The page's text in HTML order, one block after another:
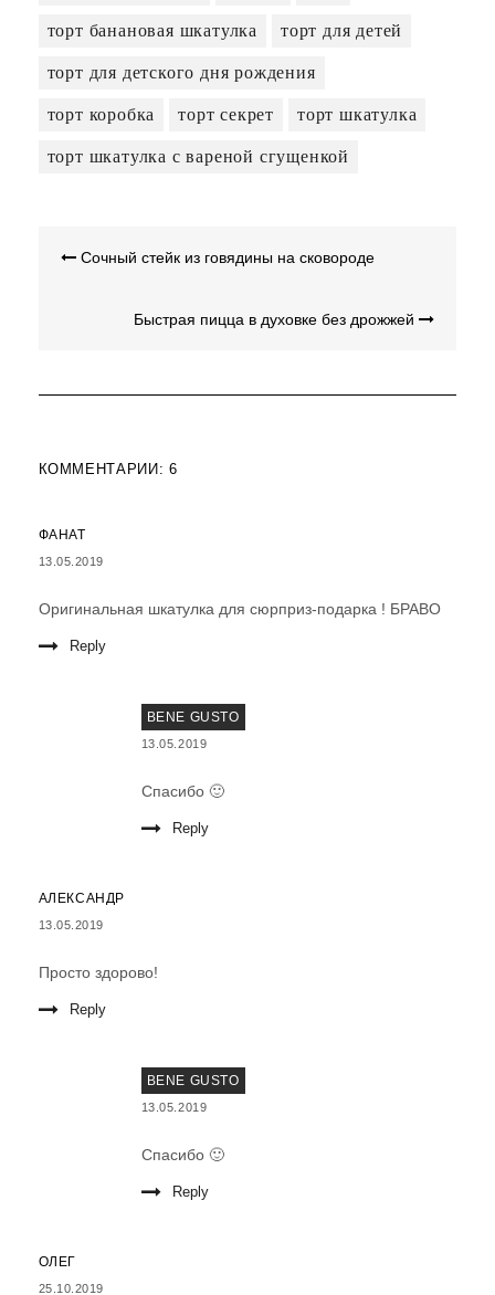
торт банановая шкатулка торт для детей
торт для детского дня рождения
торт коробка торт секрет торт шкатулка
торт шкатулка с вареной сгущенкой
ПОСочный стейк из говядины на сковороде
Быстрая пицца в духовке без дрожжей
КОММЕНТАРИИ: 6
ФАНАТ
13.05.2019
Оригинальная шкатулка для сюрприз-подарка ! БРАВО
Reply
BENE GUSTO
13.05.2019
Спасибо 🙂
Reply
АЛЕКСАНДР
13.05.2019
Просто здорово!
Reply
BENE GUSTO
13.05.2019
Спасибо 🙂
Reply
ОЛЕГ
25.10.2019